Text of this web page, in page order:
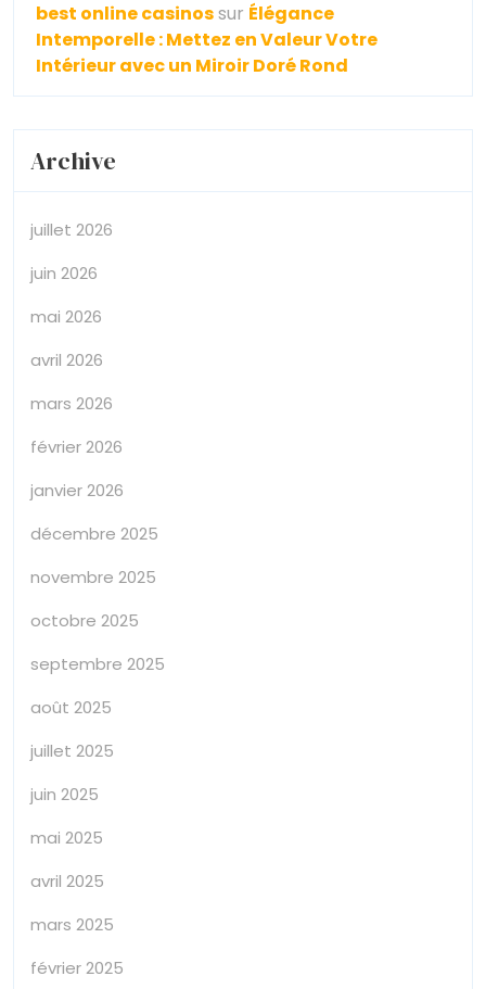
best online casinossur Élégance
Intemporelle : Mettez en Valeur Votre
Intérieur avec un Miroir Doré Rond
Archive
juillet 2026
juin 2026
mai 2026
avril 2026
mars 2026
février 2026
janvier 2026
décembre 2025
novembre 2025
octobre 2025
septembre 2025
août 2025
juillet 2025
juin 2025
mai 2025
avril 2025
mars 2025
février 2025